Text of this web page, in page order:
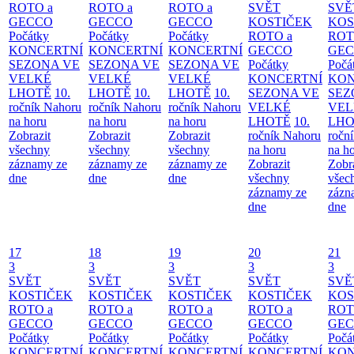
ROTO a
GECCO
Počátky
KONCERTNÍ
SEZONA VE
VELKÉ
LHOTĚ 10.
ročník Nahoru
na horu
Zobrazit
všechny
záznamy ze
dne
ROTO a
GECCO
Počátky
KONCERTNÍ
SEZONA VE
VELKÉ
LHOTĚ 10.
ročník Nahoru
na horu
Zobrazit
všechny
záznamy ze
dne
ROTO a
GECCO
Počátky
KONCERTNÍ
SEZONA VE
VELKÉ
LHOTĚ 10.
ročník Nahoru
na horu
Zobrazit
všechny
záznamy ze
dne
SVĚT
KOSTIČEK
ROTO a
GECCO
Počátky
KONCERTNÍ
SEZONA VE
VELKÉ
LHOTĚ 10.
ročník Nahoru
na horu
Zobrazit
všechny
záznamy ze
dne
na
dne
17
3
SVĚT
KOSTIČEK
ROTO a
GECCO
Počátky
18
3
SVĚT
KOSTIČEK
ROTO a
GECCO
Počátky
19
3
SVĚT
KOSTIČEK
ROTO a
GECCO
Počátky
20
3
SVĚT
KOSTIČEK
ROTO a
GECCO
Počátky
21
3